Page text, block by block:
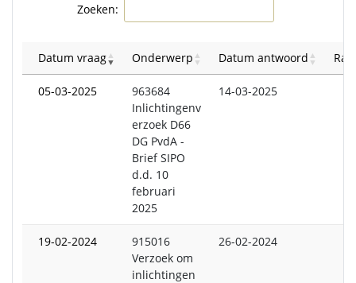
Zoeken:
Datum vraag Onderwerp Datum antwoord
05-03-2025
963684
Inlichtingenv
erzoek D66
DG PvdA -
Brief SIPO
d.d. 10
februari
2025
14-03-2025
19-02-2024
915016
Verzoek om
inlichtingen
26-02-2024